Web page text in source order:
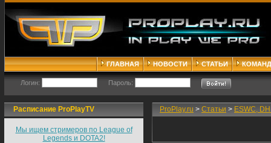
ГЛАВНАЯ НОВОСТИ СТАТЬИ
Логин: Пароль:
Расписание ProPlayTV
Мы ищем стримеров по League of
Legends и DOTA2!
ProPlay.ru > Статьи > ESWC,